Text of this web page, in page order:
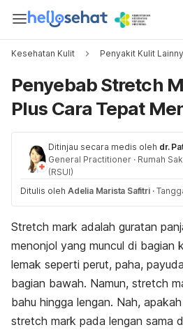
Kesehatan Kulit Penyakit Kulit
Penyebab Stretch
Plus Cara Tepat
Ditinjau secara medis oleh dr.
General Practitioner · Rumah
(RSUI)
Ditulis oleh Adelia Marista Safitri ·
Stretch mark adalah guratan
menonjol yang muncul di bagian
lemak seperti perut, paha,
bagian bawah. Namun, stretch
bahu hingga lengan. Nah,
stretch mark pada lengan sama